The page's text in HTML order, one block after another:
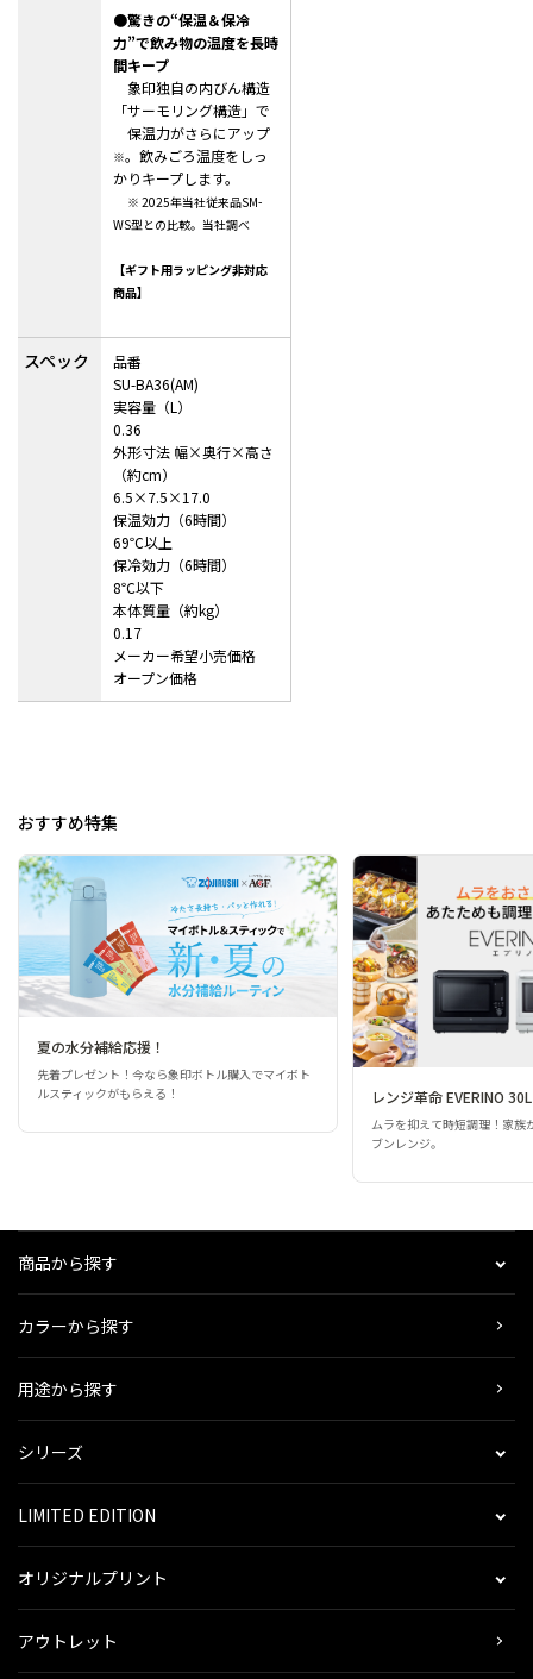
スペック
●驚きの“保温＆保冷
力”で飲み物の温度を長時
間キープ
象印独自の内びん構造
「サーモリング構造」で
保温力がさらにアップ
※。飲みごろ温度をしっ
かりキープします。
※ 2025年当社従来品SM-
WS型との比較。当社調べ
【ギフト用ラッピング非対応
商品】
品番
SU-BA36(AM)
実容量（L）
0.36
外形寸法 幅×奥行×高さ
（約cm）
6.5×7.5×17.0
保温効力（6時間）
69℃以上
保冷効力（6時間）
8℃以下
本体質量（約kg）
0.17
メーカー希望小売価格
オープン価格
おすすめ特集
夏の水分補給応援！
先着プレゼント！今なら象印ボトル購入でマイボト
ルスティックがもらえる！
レンジ革命 EVERINO 30L
ムラを抑えて時短調理！家族
ブンレンジ。
商品から探す
カラーから探す
用途から探す
シリーズ
LIMITED EDITION
オリジナルプリント
アウトレット